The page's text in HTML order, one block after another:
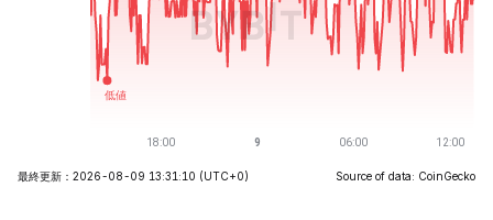
最終更新：2026-08-09 13:31:10 (UTC+0) Source of data: CoinGecko